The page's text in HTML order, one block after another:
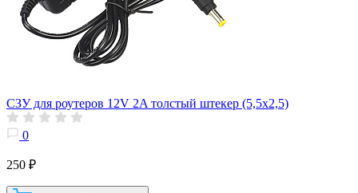
СЗУ для роутеров 12V 2A толстый штекер (5,5х2,5)
0
250 ₽